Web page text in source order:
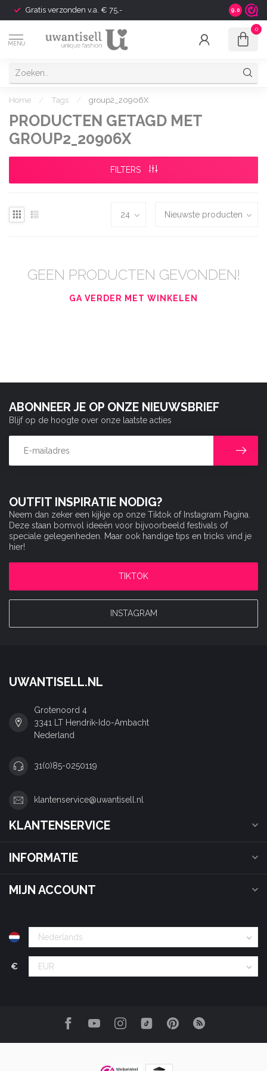
Gratis verzonden v.a. € 75,- Shipping
9.0
MENU
0
Home / Tags / group2_20906X
PRODUCTEN GETAGD MET
GROUP2_20906X
FILTERS
GEEN PRODUCTEN GEVONDEN!
GA VERDER MET WINKELEN
OUTFIT INSPIRATIE NODIG?
Neem dan zeker een kijkje op onze Tiktok of Instagram Pagina.
Deze staan bomvol ideeën voor bijvoorbeeld festivals of
speciale gelegenheden. Maar ook handige tips en tricks vind je
hier!
TIKTOK
INSTAGRAM
ABONNEER JE OP ONZE NIEUWSBRIEF
Blijf op de hoogte over onze laatste acties
UWANTISELL.NL
Grotenoord 4
3341 LT Hendrik-Ido-Ambacht
Nederland
31(0)85-0250119
klantenservice@uwantisell.nl
KLANTENSERVICE
INFORMATIE
MIJN ACCOUNT
€